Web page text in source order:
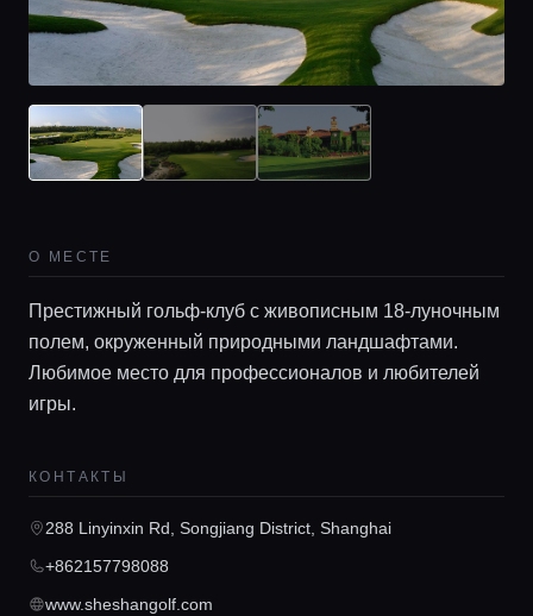
Главная
Локации
Гиды
Консьерж сервис
О МЕСТЕ
Престижный гольф-клуб с живописным 18-луночным
полем, окруженный природными ландшафтами.
Любимое место для профессионалов и любителей
игры.
КОНТАКТЫ
288 Linyinxin Rd, Songjiang District, Shanghai
+862157798088
www.sheshangolf.com